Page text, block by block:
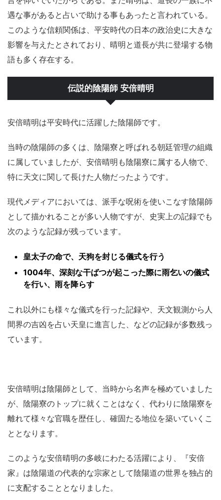
遇な事があると占いで助ける事もあったと言われている。
このような信頼関係は、平安時代の日本の政治史に大きな
影響を与えたとされており、晴明と道長が共に登場する物
語も多く存在する。
伝説的陰陽師 安倍晴明
安倍晴明は平安時代に活躍した陰陽師です。
当時の陰陽師の多くは、陰陽寮と呼ばれる朝廷管理の組織
に属していましたが、安倍晴明も陰陽寮に属する人物で、
特に天文に関して長けた人物だったようです。
現代メディアにおいては、派手な呪術を使いこなす陰陽師
として描かれることが多い人物ですが、史実上の記録でも
次のような記録が残っています。
皇太子の命で、天狗を封じる儀式を行う
1004年、深刻な干ばつが起こった際に雨乞いの儀式
を行い、雨を降らす
これ以外にも様々な儀式を行った記録や、天文観測から人
間界の吉凶を占い天皇に進言した、などの記録が多数残っ
ています。
安倍晴明は陰陽師として、当時から名声を極めていました
が、陰陽寮のトップに就くことはなく、代わりに陰陽寮を
離れて様々な官職を歴任し、確固たる地位を築いていくこ
ととなります。
このような安倍晴明の多岐にわたる活躍により、『安倍
家』は陰陽道の代表的な宗家として陰陽道の世界を独占的
に支配することとなりました。